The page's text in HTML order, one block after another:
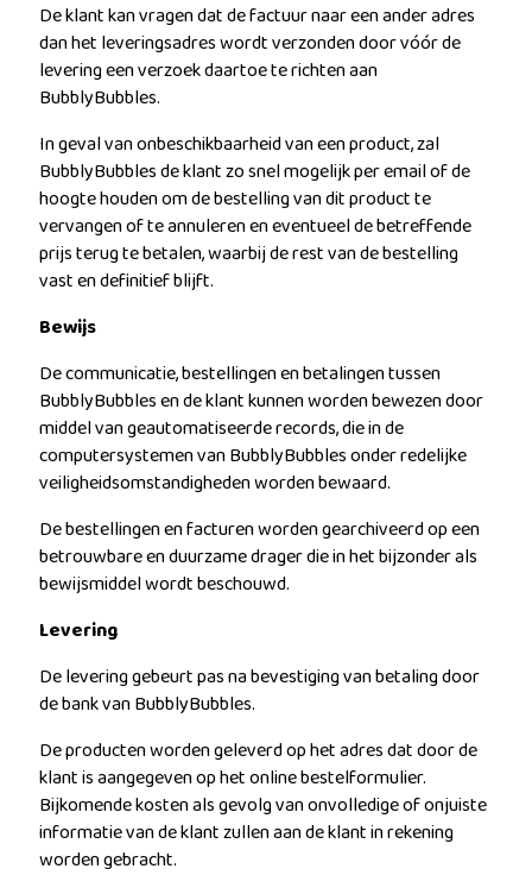
De klant kan vragen dat de factuur naar een ander adres
dan het leveringsadres wordt verzonden door vóór de
levering een verzoek daartoe te richten aan
BubblyBubbles.
In geval van onbeschikbaarheid van een product, zal
BubblyBubbles de klant zo snel mogelijk per email of de
hoogte houden om de bestelling van dit product te
vervangen of te annuleren en eventueel de betreffende
prijs terug te betalen, waarbij de rest van de bestelling
vast en definitief blijft.
Bewijs
De communicatie, bestellingen en betalingen tussen
BubblyBubbles en de klant kunnen worden bewezen door
middel van geautomatiseerde records, die in de
computersystemen van BubblyBubbles onder redelijke
veiligheidsomstandigheden worden bewaard.
De bestellingen en facturen worden gearchiveerd op een
betrouwbare en duurzame drager die in het bijzonder als
bewijsmiddel wordt beschouwd.
Levering
De levering gebeurt pas na bevestiging van betaling door
de bank van BubblyBubbles.
De producten worden geleverd op het adres dat door de
klant is aangegeven op het online bestelformulier.
Bijkomende kosten als gevolg van onvolledige of onjuiste
informatie van de klant zullen aan de klant in rekening
worden gebracht.